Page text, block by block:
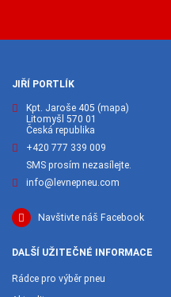
JIŘÍ PORTLÍK
Kpt. Jaroše 405 (mapa)
Litomyšl 570 01
Česká republika
+420 777 339 009
SMS prosím nezasílejte.
info@levnepneu.com
Navštivte náš Facebook
DALŠÍ UŽITEČNÉ INFORMACE
Rádce pro výběr pneu